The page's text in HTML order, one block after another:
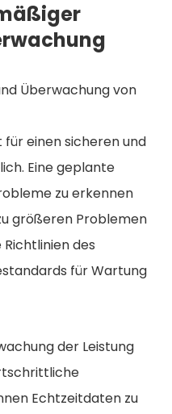
Überwachung von
einen sicheren und
Eine geplante
zu erkennen
größeren Problemen
Richtlinien des
für Wartung
der Leistung
Echtzeitdaten zu